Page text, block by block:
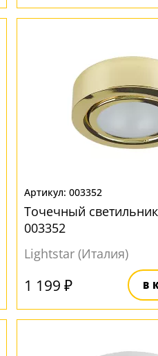
003352
Точечный
003352
Lightstar (Италия)
1 199 ₽ В